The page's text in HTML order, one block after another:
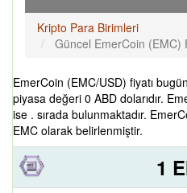
Kripto Para Birimleri
Güncel EmerCoin (EMC)
EmerCoin (EMC/USD) fiyatı
piyasa değeri 0 ABD dolarıdır.
ise . sırada bulunmaktadır.
EMC olarak belirlenmiştir.
1